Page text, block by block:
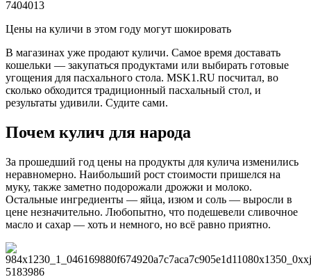
Цены на куличи в этом году могут шокировать
В магазинах уже продают куличи. Самое время доставать
кошельки — закупаться продуктами или выбирать готовые
угощения для пасхального стола. MSK1.RU посчитал, во
сколько обходится традиционный пасхальный стол, и
результаты удивили. Судите сами.
Почем кулич для народа
За прошедший год цены на продукты для кулича изменились
неравномерно. Наибольший рост стоимости пришелся на
муку, также заметно подорожали дрожжи и молоко.
Остальные ингредиенты — яйца, изюм и соль — выросли в
цене незначительно. Любопытно, что подешевели сливочное
масло и сахар — хоть и немного, но всё равно приятно.